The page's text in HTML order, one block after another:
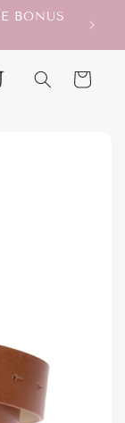
BONUS
Carrello